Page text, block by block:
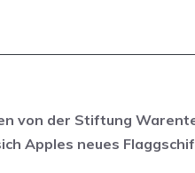
von der Stiftung
Apples neues